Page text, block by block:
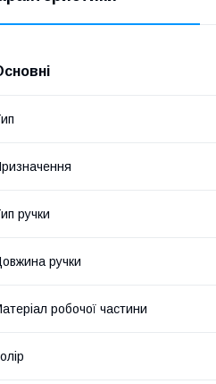
ручки
ручки
робочої частини